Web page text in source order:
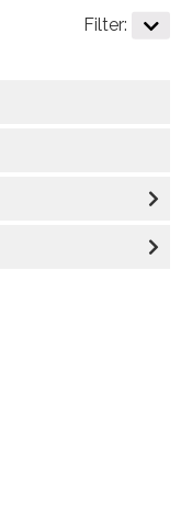
Filter: